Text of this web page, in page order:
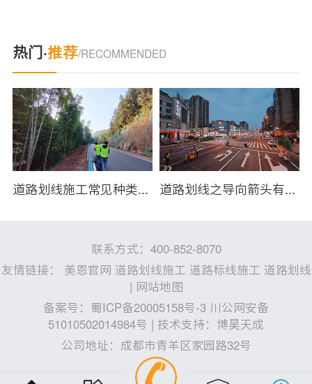
热门·推荐/RECOMMENDED
联系方式：400-852-8070
友情链接： 美恩官网 道路划线施工 道路标线施工 道路划线
网站地图
备案号： 蜀ICP备20005158号-3 川公网安备
51010502014984号 | 技术支持： 博昊天成
公司地址：成都市青羊区家园路32号